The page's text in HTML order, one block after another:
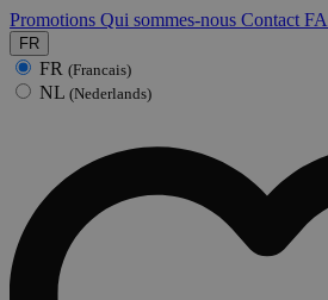
Promotions Qui sommes-nous Contact
FR
FR (Francais)
NL (Nederlands)